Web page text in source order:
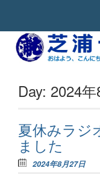
Skip to content
芝
一
丁
町
会
お
は
よ
こ
ん
わ、
あ
り
が
と
Day: 2024
夏休みラジ
ました
2024年8月27日